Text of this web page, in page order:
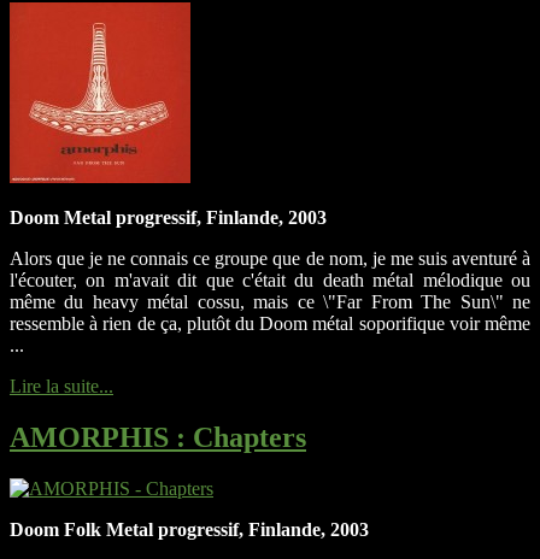
Doom Metal progressif, Finlande, 2003
Alors que je ne connais ce groupe que de nom, je me suis aventuré à
l'écouter, on m'avait dit que c'était du death métal mélodique ou
même du heavy métal cossu, mais ce \"Far From The Sun\" ne
ressemble à rien de ça, plutôt du Doom métal soporifique voir même
...
Lire la suite...
AMORPHIS : Chapters
Doom Folk Metal progressif, Finlande, 2003